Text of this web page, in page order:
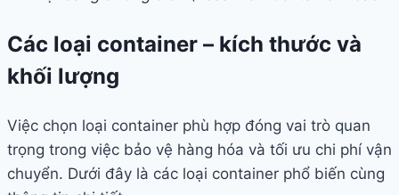
Các loại container – kích thước và
khối lượng
Việc chọn loại container phù hợp đóng vai trò quan
trọng trong việc bảo vệ hàng hóa và tối ưu chi phí vận
chuyển. Dưới đây là các loại container phổ biến cùng